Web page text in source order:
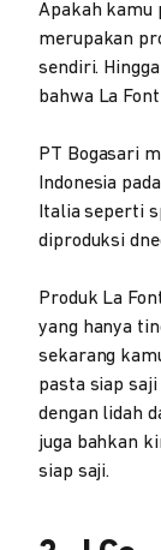
Apakah kamu
merupakan
sendiri.
bahwa La
PT Bogasari
Indonesia
Italia seperti
diproduksi
Produk La
yang hanya
sekarang
pasta siap
dengan lidah
juga bahkan
siap saji.